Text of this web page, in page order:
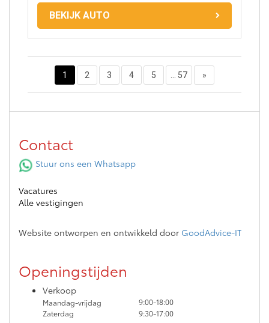
BEKIJK AUTO
1 2 3 4 5 ... 57 »
Contact
Stuur ons een Whatsapp
Vacatures
Alle vestigingen
Website ontworpen en ontwikkeld door GoodAdvice-IT
Openingstijden
Verkoop
Maandag-vrijdag
9:00-18:00
Zaterdag
9:30-17:00